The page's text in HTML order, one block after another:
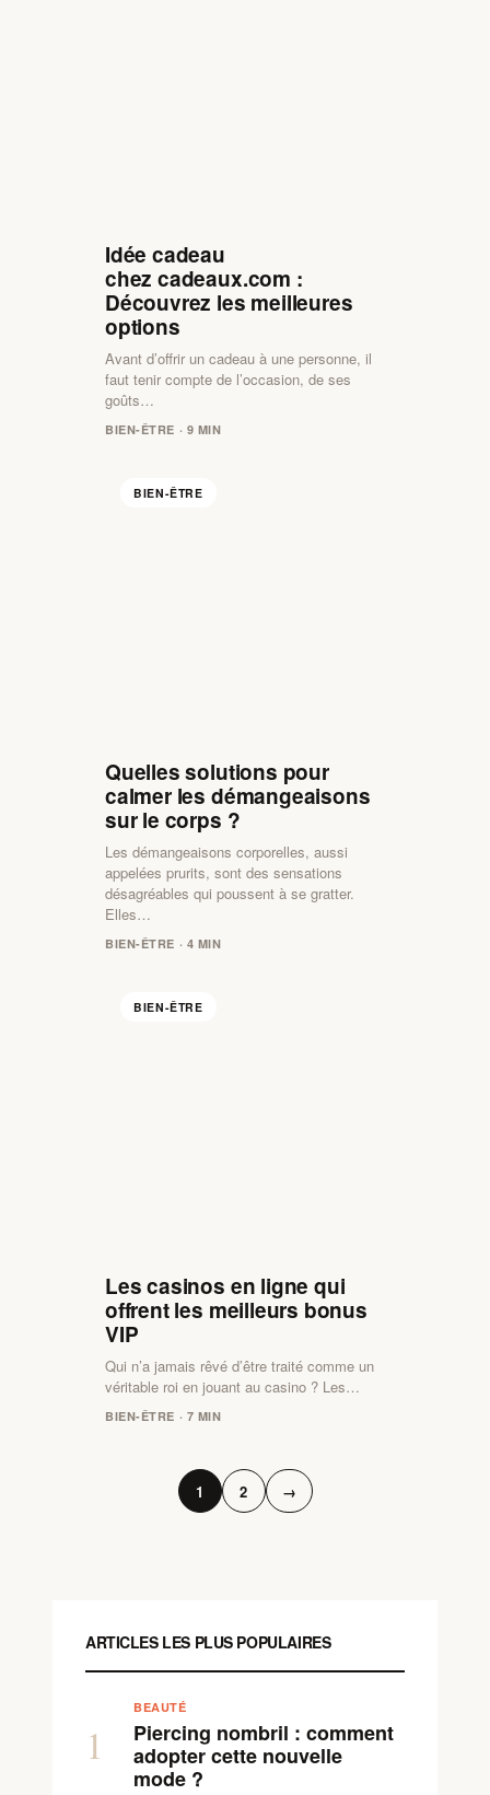
Idée cadeau
chez cadeaux.com :
Découvrez les meilleures
options
Avant d’offrir un cadeau à une personne, il
faut tenir compte de l’occasion, de ses
goûts…
BIEN-ÊTRE · 9 MIN
BIEN-ÊTRE
Quelles solutions pour
calmer les démangeaisons
sur le corps ?
Les démangeaisons corporelles, aussi
appelées prurits, sont des sensations
désagréables qui poussent à se gratter.
Elles…
BIEN-ÊTRE · 4 MIN
BIEN-ÊTRE
Les casinos en ligne qui
offrent les meilleurs bonus
VIP
Qui n’a jamais rêvé d’être traité comme un
véritable roi en jouant au casino ? Les…
BIEN-ÊTRE · 7 MIN
1 2 →
ARTICLES LES PLUS POPULAIRES
1
BEAUTÉ
Piercing nombril : comment
adopter cette nouvelle
mode ?